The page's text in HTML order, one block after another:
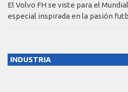
El Volvo FH se viste para el
especial inspirada en la pasión
INDUSTRIA